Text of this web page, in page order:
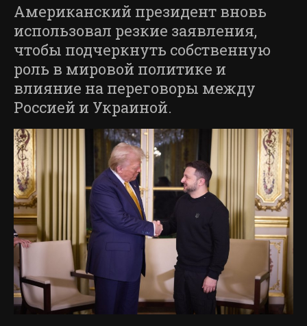
Американский президент вновь
использовал резкие заявления,
чтобы подчеркнуть собственную
роль в мировой политике и
влияние на переговоры между
Россией и Украиной.